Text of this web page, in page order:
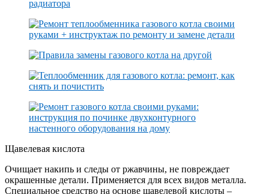
Щавелевая кислота
Очищает накипь и следы от ржавчины, не повреждает
окрашенные детали. Применяется для всех видов металла.
Специальное средство на основе щавелевой кислоты –